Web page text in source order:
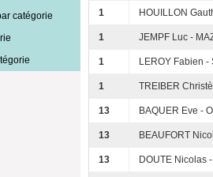
catégorie
1 HOUILLON
1 JEMPF Luc -
1 LEROY Fabien -
1 TREIBER
13 BAQUER Eve -
13 BEAUFORT
13 DOUTE Nicolas